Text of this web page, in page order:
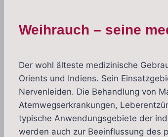
Weihrauch – seine
Der wohl älteste medizinische
Orients und Indiens. Sein
Nervenleiden. Die Behandlung von
Atemwegserkrankungen,
typische Anwendungsgebiete der
werden auch zur Beeinflussung des